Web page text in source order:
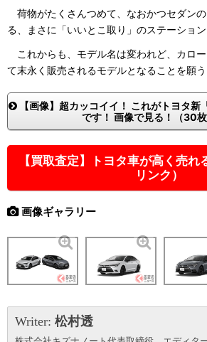
荷物がたくさんつめて、なおかつセダン
る、まさに「いいとこ取り」のステーション
これからも、モデル名は変われど、カロ
て末永く販売されるモデルとなることを願う
【画像】超カッコイイ！ これがトヨタ新
です！ 画像で見る！（30枚
【買取査定】トヨタ車が高く売れ
リンク）
画像ギャラリー
Writer: 松村透